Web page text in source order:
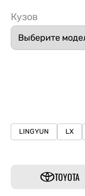
Кузов
LINGYUN LX
TOYOTA